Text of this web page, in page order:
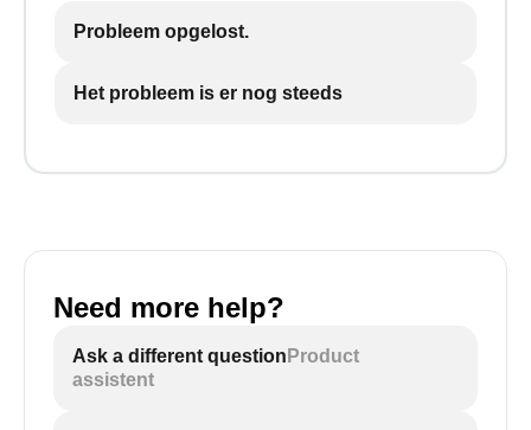
Probleem opgelost.
Het probleem is er nog steeds
Need more help?
Ask a different question Product
assistent